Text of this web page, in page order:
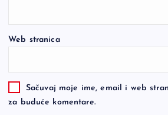
Web stranica
Sačuvaj moje ime, email i web
za buduće komentare.